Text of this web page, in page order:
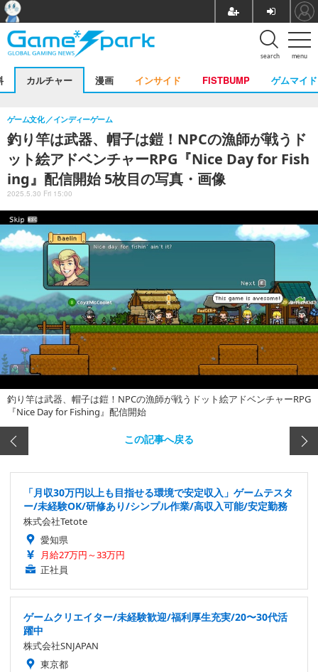
menu
search
カルチャー 漫画 インサイド FISTBUMP ゲムマイド
釣り竿は武器、帽子は鎧！NPCの漁師が戦うド
ット絵アドベンチャーRPG『Nice Day for Fish
ing』配信開始 5枚目の写真・画像
ゲーム文化 インディーゲーム
2025.5.30 Fri 15:00
釣り竿は武器、帽子は鎧！NPCの漁師が戦うドット絵アドベンチャーRPG
『Nice Day for Fishing』配信開始
この記事へ戻る
「月収30万円以上も目指せる環境で安定収入」ゲームテスタ
ー/未経験OK/研修あり/シンプル作業/高収入可能/安定勤務
株式会社Tetote
愛知県
月給27万円～33万円
正社員
ゲームクリエイター/未経験歓迎/福利厚生充実/20〜30代活
躍中
株式会社SNJAPAN
東京都